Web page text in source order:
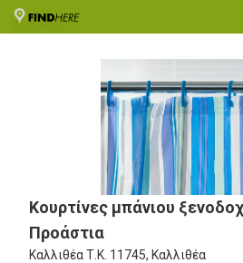
Κουρτίνες μπάνιου
Προάστια
ΚαλλιθέαΤ.Κ. 11745, Καλλιθέα